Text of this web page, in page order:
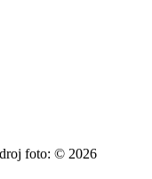
foto: © 2026